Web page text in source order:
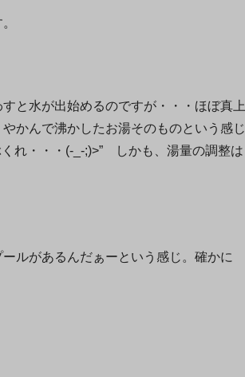
と水が出始めるのですが・・・ほぼ真上
かんで沸かしたお湯そのものという感じ
れ・・・(-_-;)>” しかも、湯量の調整は
ルがあるんだぁーという感じ。確かに